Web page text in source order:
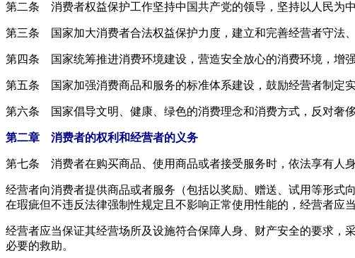
第二条 消费者权益保护工作坚持中国共产党的领导，坚持以人民为
第三条 国家加大消费者合法权益保护力度，建立和完善经营者守法
第四条 国家统筹推进消费环境建设，营造安全放心的消费环境，增
第五条 国家加强消费商品和服务的标准体系建设，鼓励经营者制定
第六条 国家倡导文明、健康、绿色的消费理念和消费方式，反对奢侈
第二章 消费者的权利和经营者的义务
第七条 消费者在购买商品、使用商品或者接受服务时，依法享有人
经营者向消费者提供商品或者服务（包括以奖励、赠送、试用等形
在瑕疵但不违反法律强制性规定且不影响正常使用性能的，经营者应
经营者应当保证其经营场所及设施符合保障人身、财产安全的要求，
必要的救助。